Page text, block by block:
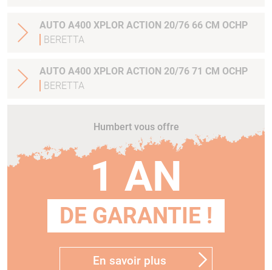
AUTO A400 XPLOR ACTION 20/76 66 CM OCHP
BERETTA
AUTO A400 XPLOR ACTION 20/76 71 CM OCHP
BERETTA
Humbert vous offre
1 AN
DE GARANTIE !
En savoir plus